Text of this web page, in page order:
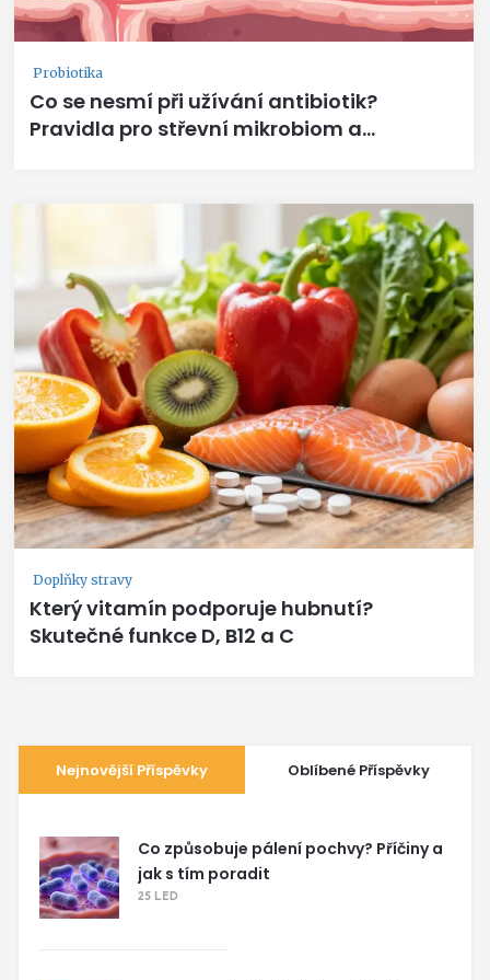
Probiotika
Co se nesmí při užívání antibiotik?
Pravidla pro střevní mikrobiom a
Doplňky stravy
Který vitamín podporuje hubnutí?
Skutečné funkce D, B12 a C
Nejnovější Příspěvky Oblíbené Příspěvky
Co způsobuje pálení pochvy? Příčiny a
jak s tím poradit
25 LED